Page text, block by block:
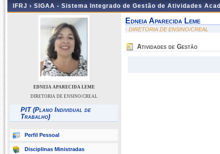
IFRJ › SIGAA - Sistema Integrado de Gestão de Atividades
EDNEIA APARECIDA LEME
DIRETORIA DE ENSINO/CREAL
PIT (Plano Individual de
Trabalho)
Perfil Pessoal
Disciplinas Ministradas
Edneia Aparecida Leme
- DIRETORIA DE ENSINO/CREAL
Atividades de Gestão